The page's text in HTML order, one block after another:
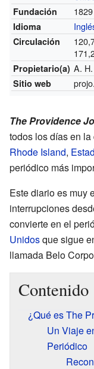
Fundación 1829
Idioma
Circulación
Propietario(a) A.
Sitio web
The Providence
todos los días en
Rhode Island,
periódico más
Este diario es muy
interrupciones
convierte en el
Unidosque sigue
llamada Belo
Contenido
¿Qué es The
Un Viaje
Periódico